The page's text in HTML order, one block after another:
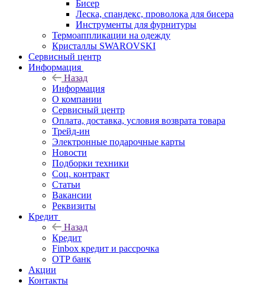
Бисер
Леска, спандекс, проволока для бисера
Инструменты для фурнитуры
Термоаппликации на одежду
Кристаллы SWAROVSKI
Сервисный центр
Информация
Назад
Информация
О компании
Сервисный центр
Оплата, доставка, условия возврата товара
Трейд-ин
Электронные подарочные карты
Новости
Подборки техники
Соц. контракт
Статьи
Вакансии
Реквизиты
Кредит
Назад
Кредит
Finbox кредит и рассрочка
OTP банк
Акции
Контакты